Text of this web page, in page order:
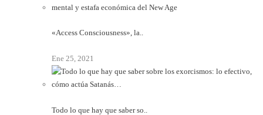
«Access Consciousness», la..
Ene 25, 2021
Todo lo que hay que saber so..